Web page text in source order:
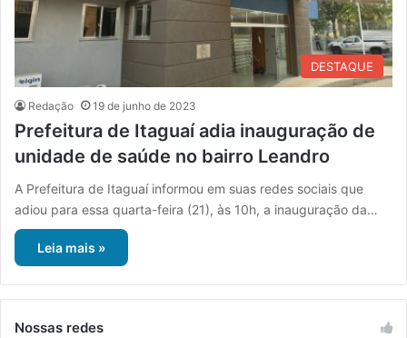
DESTAQUE
Redação 19 de junho de 2023
Prefeitura de Itaguaí adia inauguração de
unidade de saúde no bairro Leandro
A Prefeitura de Itaguaí informou em suas redes sociais que
adiou para essa quarta-feira (21), às 10h, a inauguração da…
Leia mais »
Nossas redes